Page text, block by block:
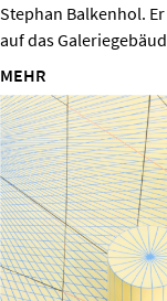
Stephan Balkenhol.
auf das
MEHR